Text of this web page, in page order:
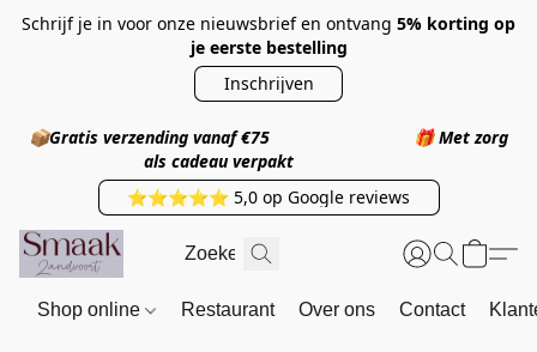
Schrijf je in voor onze nieuwsbrief en ontvang 5% korting op
je eerste bestelling
Inschrijven
📦Gratis verzending vanaf €75 🎁Met zorg
als cadeau verpakt
⭐⭐⭐⭐⭐ 5,0 op Google reviews
Shop online Restaurant Over ons Contact